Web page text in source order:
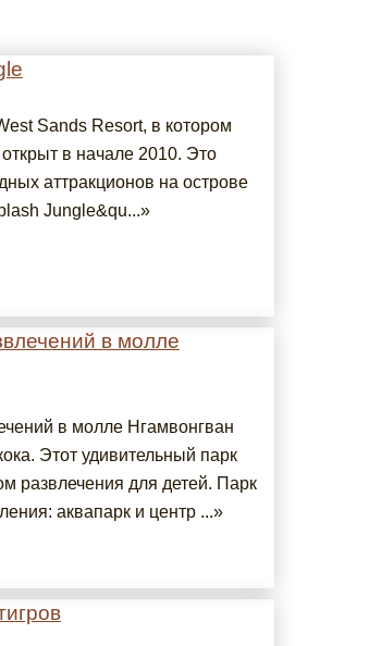
Sands Resort, в котором
в начале 2010. Это
аттракционов на острове
Jungle&qu...»
в молле
в молле Нгамвонгван
Этот удивительный парк
развлечения для детей. Парк
аквапарк и центр ...»